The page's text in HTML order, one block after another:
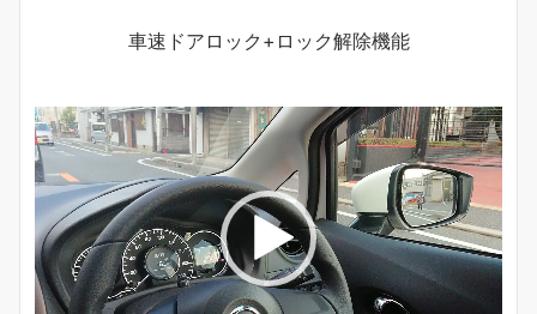
車速ドアロック+ロック解除機能
動
画
プ
レ
ー
ヤ
ー